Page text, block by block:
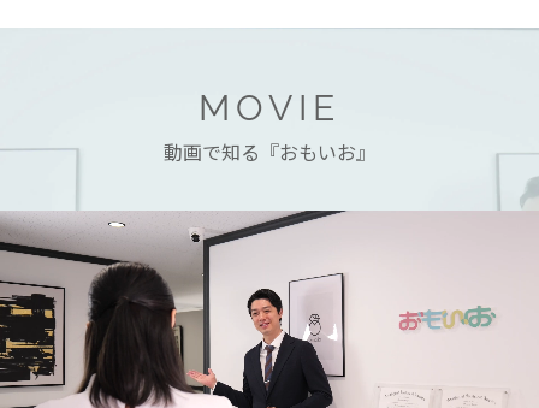
MOVIE
動画で知る『おもいお』